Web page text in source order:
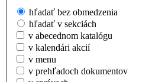
hľadať bez obmedzenia
hľadať v sekciách
v abecednom katalógu
v kalendári akcií
v menu
v prehľadoch dokumentov